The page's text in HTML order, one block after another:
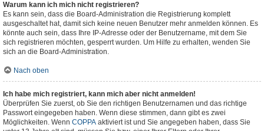
Warum kann ich mich nicht registrieren?
Es kann sein, dass die Board-Administration die Registrierung komplett
ausgeschaltet hat, damit sich keine neuen Benutzer mehr anmelden können. Es
könnte auch sein, dass Ihre IP-Adresse oder der Benutzername, mit dem Sie
sich registrieren möchten, gesperrt wurden. Um Hilfe zu erhalten, wenden Sie
sich an die Board-Administration.
Nach oben
Ich habe mich registriert, kann mich aber nicht anmelden!
Überprüfen Sie zuerst, ob Sie den richtigen Benutzernamen und das richtige
Passwort eingegeben haben. Wenn diese stimmen, dann gibt es zwei
Möglichkeiten. Wenn COPPA aktiviert ist und Sie angegeben haben, dass Sie